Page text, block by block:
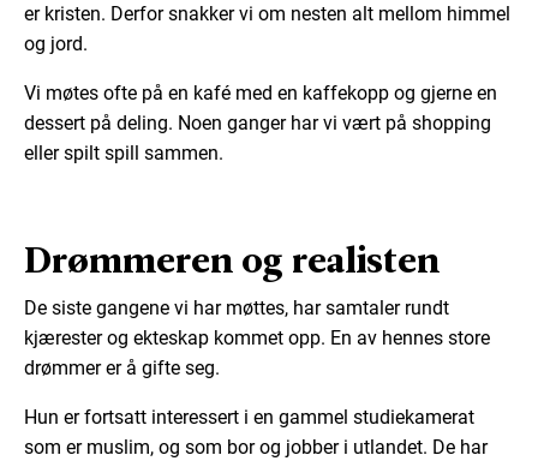
er kristen. Derfor snakker vi om nesten alt mellom himmel
og jord.
Vi møtes ofte på en kafé med en kaffekopp og gjerne en
dessert på deling. Noen ganger har vi vært på shopping
eller spilt spill sammen.
Drømmeren og realisten
De siste gangene vi har møttes, har samtaler rundt
kjærester og ekteskap kommet opp. En av hennes store
drømmer er å gifte seg.
Hun er fortsatt interessert i en gammel studiekamerat
som er muslim, og som bor og jobber i utlandet. De har